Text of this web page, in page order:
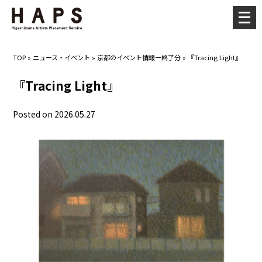
TOP » ニュース・イベント »京都のイベント情報ー終了分 » 『Tracing Light』
『Tracing Light』
Posted on 2026.05.27
メ
ニ
ー